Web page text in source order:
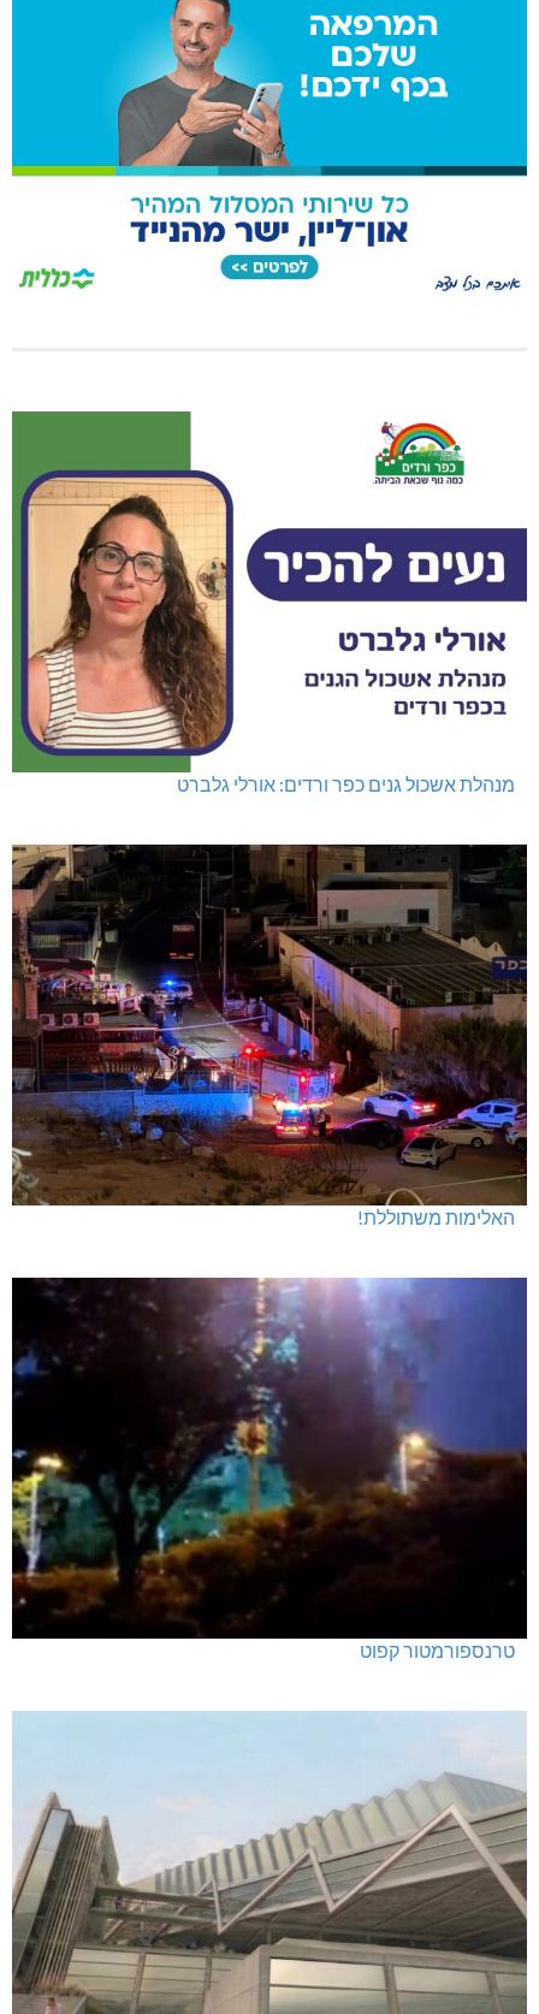
מנהלת אשכול גנים כפר ורדים: אורלי גלברט
האלימות משתוללת!
טרנספורמטור קפוט